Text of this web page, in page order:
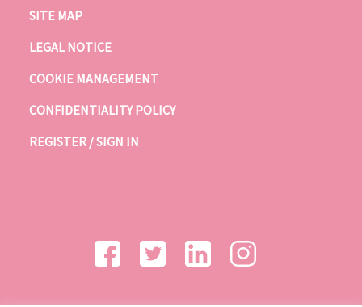
SITE MAP
LEGAL NOTICE
COOKIE MANAGEMENT
CONFIDENTIALITY POLICY
REGISTER / SIGN IN